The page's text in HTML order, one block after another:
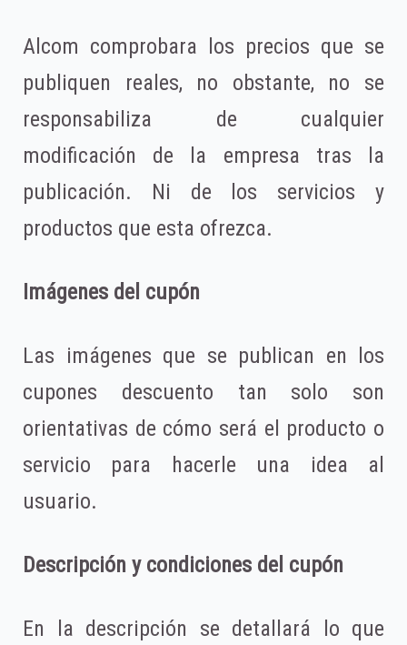
Alcom comprobara los precios que se
publiquen reales, no obstante, no se
responsabiliza de cualquier
modificación de la empresa tras la
publicación. Ni de los servicios y
productos que esta ofrezca.
Imágenes del cupón
Las imágenes que se publican en los
cupones descuento tan solo son
orientativas de cómo será el producto o
servicio para hacerle una idea al
usuario.
Descripción y condiciones del cupón
En la descripción se detallará lo que